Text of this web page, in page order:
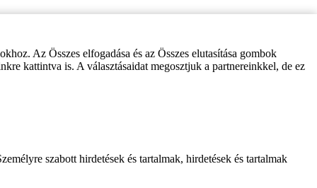
Az Összes elfogadása és az Összes elutasítása gombok
kattintva is. A választásaidat megosztjuk a partnereinkkel, de ez
szabott hirdetések és tartalmak, hirdetések és tartalmak